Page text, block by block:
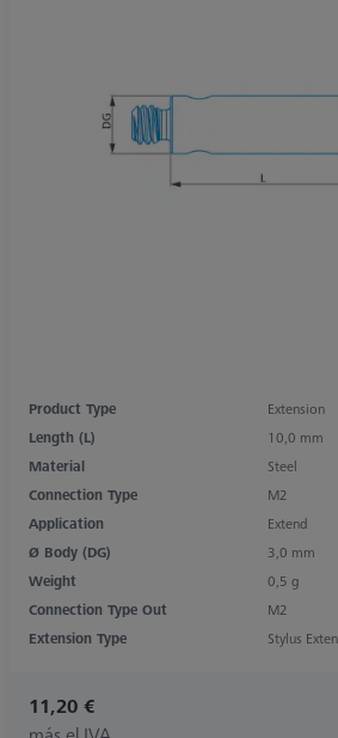
Product Type
Extension
Length (L)
10,0 mm
Material
Steel
Connection Type
M2
Application
Extend
Ø Body (DG)
3,0 mm
Weight
0,5 g
Connection Type Out
M2
Extension Type
Stylus
11,20 €